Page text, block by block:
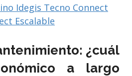
Idegis Tecno Connect
Escalable
¿cuál
a largo